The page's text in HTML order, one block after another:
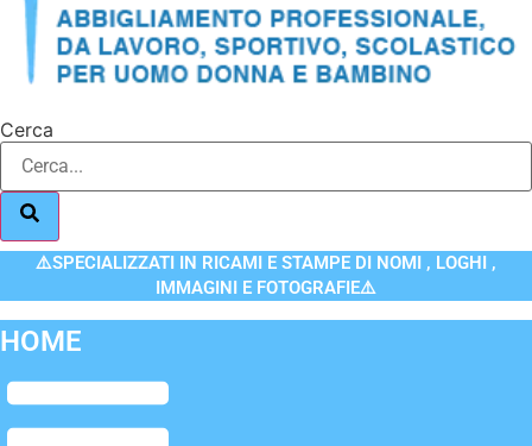
Cerca
⚠️SPECIALIZZATI IN RICAMI E STAMPE DI NOMI , LOGHI ,
IMMAGINI E FOTOGRAFIE⚠️
HOME
Flyout
Menu